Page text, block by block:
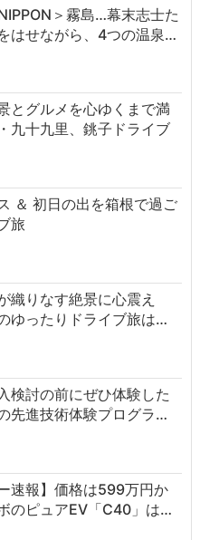
＞霧島…幕末志士た
はせながら、4つの温泉…
とグルメを心ゆくまで満
九十九里、銚子ドライブ
＆ 初日の出を箱根で過ご
旅
織りなす絶景に心震え
ゆったりドライブ旅は…
検討の前にぜひ体験した
先進技術体験プログラ…
速報】価格は599万円か
のピュアEV「C40」は…